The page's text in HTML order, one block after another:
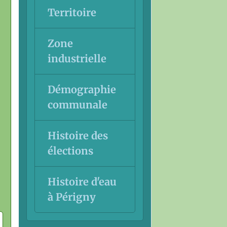
Territoire
Zone
industrielle
Démographie
communale
Histoire des
élections
Histoire d'eau
à Périgny